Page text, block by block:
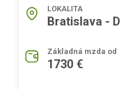
LOKALITA
Bratislava -
Základná mzda od
1730 €